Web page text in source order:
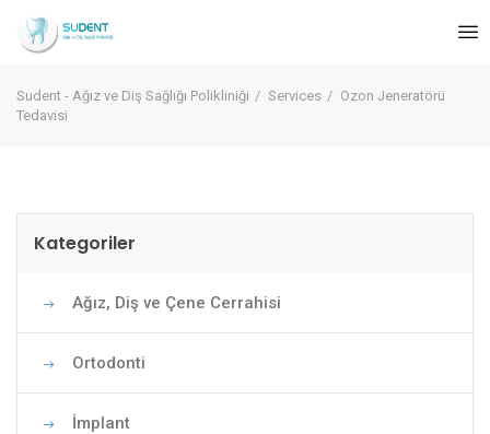
Sudent - Ağız ve Diş Sağlığı Polikliniği Services
Ozon Jeneratörü
Tedavisi
Kategoriler
Ağız, Diş ve Çene Cerrahisi
Ortodonti
İmplant